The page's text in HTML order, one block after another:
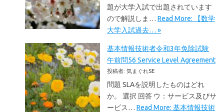
題が大学入試で出題されています
ので解説しま… Read More: 【数学
大学入試過去… »
基本情報技術者令和3年免除試験
午前問56 Service Level Agreement
投稿者: 気まぐれSE
問題 SLAを説明したものはどれ
か。 選択 回答 ウ：サービス及びサ
ービス… Read More: 基本情報技術